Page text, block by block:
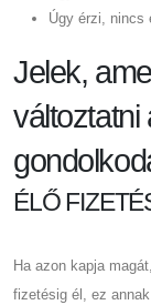
Úgy érzi, nincs
Jelek,
változtatni
ÉLŐ
Ha azon kapja
fizetésig él, ez